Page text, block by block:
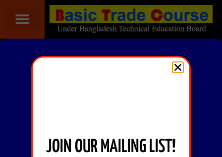
JOIN OUR MAILING LIST!